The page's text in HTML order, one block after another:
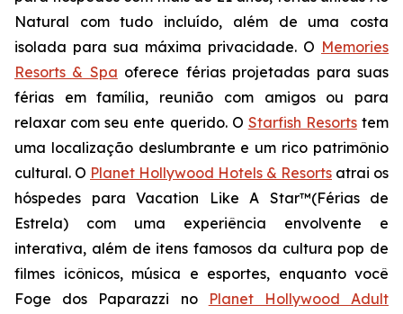
Natural com tudo incluído, além de uma costa
isolada para sua máxima privacidade. O Memories
Resorts & Spa oferece férias projetadas para suas
férias em família, reunião com amigos ou para
relaxar com seu ente querido. O Starfish Resortstem
uma localização deslumbrante e um rico patrimônio
cultural. O Planet Hollywood Hotels & Resorts atrai os
hóspedes para Vacation Like A Star™(Férias de
Estrela) com uma experiência envolvente e
interativa, além de itens famosos da cultura pop de
filmes icônicos, música e esportes, enquanto você
Foge dos Paparazzi no
Planet Hollywood Adult